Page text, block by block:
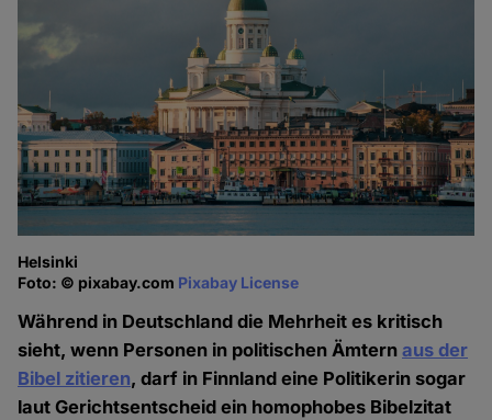
Helsinki
Foto: © pixabay.com Pixabay License
Während in Deutschland die Mehrheit es kritisch
sieht, wenn Personen in politischen Ämternaus der
Bibel zitieren, darf in Finnland eine Politikerin sogar
laut Gerichtsentscheid ein homophobes Bibelzitat